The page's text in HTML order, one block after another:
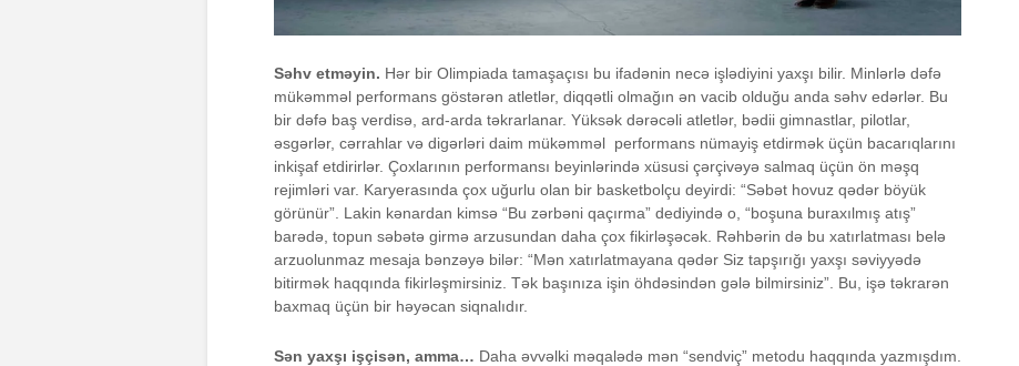
Səhv etməyin. Hər bir Olimpiada tamaşaçısı bu ifadənin necə işlədiyini yaxşı bilir. Minlərlə dəfə
mükəmməl performans göstərən atletlər, diqqətli olmağın ən vacib olduğu anda səhv edərlər. Bu
bir dəfə baş verdisə, ard-arda təkrarlanar. Yüksək dərəcəli atletlər, bədii gimnastlar, pilotlar,
əsgərlər, cərrahlar və digərləri daim mükəmməl performans nümayiş etdirmək üçün bacarıqlarını
inkişaf etdirirlər. Çoxlarının performansı beyinlərində xüsusi çərçivəyə salmaq üçün ön məşq
rejimləri var. Karyerasında çox uğurlu olan bir basketbolçu deyirdi: “Səbət hovuz qədər böyük
görünür”. Lakin kənardan kimsə “Bu zərbəni qaçırma” dediyində o, “boşuna buraxılmış atış”
barədə, topun səbətə girmə arzusundan daha çox fikirləşəcək. Rəhbərin də bu xatırlatması belə
arzuolunmaz mesaja bənzəyə bilər: “Mən xatırlatmayana qədər Siz tapşırığı yaxşı səviyyədə
bitirmək haqqında fikirləşmirsiniz. Tək başınıza işin öhdəsindən gələ bilmirsiniz”. Bu, işə təkrarən
baxmaq üçün bir həyəcan siqnalıdır.
Sən yaxşı işçisən, amma… Daha əvvəlki məqalədə mən “sendviç” metodu haqqında yazmışdım.